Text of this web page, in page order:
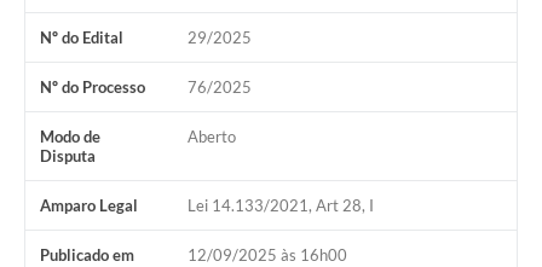
Nº do Edital 29/2025
Nº do Processo 76/2025
Modo de
Disputa
Aberto
Amparo Legal Lei 14.133/2021, Art 28, I
Publicado em 12/09/2025 às 16h00